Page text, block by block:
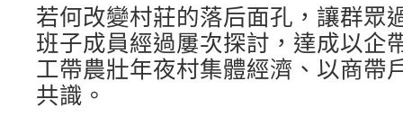
若何改變村莊的落后面孔，讓群眾
班子成員經過屢次探討，達成以企
工帶農壯年夜村集體經濟、以商帶
共識。